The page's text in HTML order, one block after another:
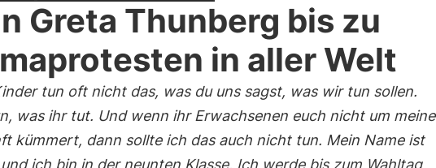
Greta Thunberg bis zu
in aller Welt
tun oft nicht das, was du uns sagst, was wir tun sollen.
was ihr tut. Und wenn ihr Erwachsenen euch nicht um meine
kümmert, dann sollte ich das auch nicht tun. Mein Name ist
ich bin in der neunten Klasse. Ich werde bis zum Wahltag